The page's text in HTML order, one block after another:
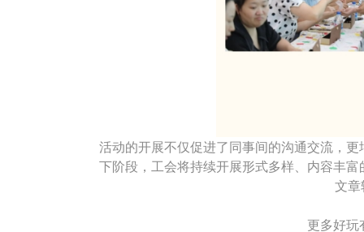
活动的开展不仅促进了同事间的沟通交流，
下阶段，工会将持续开展形式多样、内容丰
文章
更多好玩